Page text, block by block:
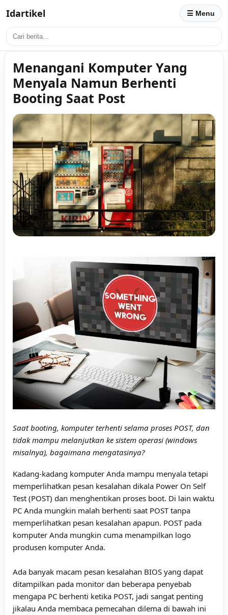
Idartikel ☰ Menu
Menangani Komputer Yang
Menyala Namun Berhenti
Booting Saat Post
Saat booting, komputer terhenti selama proses POST, dan
tidak mampu melanjutkan ke sistem operasi (windows
misalnya), bagaimana mengatasinya?
Kadang-kadang komputer Anda mampu menyala tetapi
memperlihatkan pesan kesalahan dikala Power On Self
Test (POST) dan menghentikan proses boot. Di lain waktu
PC Anda mungkin malah berhenti saat POST tanpa
memperlihatkan pesan kesalahan apapun. POST pada
komputer Anda mungkin cuma menampilkan logo
produsen komputer Anda.
Ada banyak macam pesan kesalahan BIOS yang dapat
ditampilkan pada monitor dan beberapa penyebab
mengapa PC berhenti ketika POST, jadi sangat penting
jikalau Anda membaca pemecahan dilema di bawah ini